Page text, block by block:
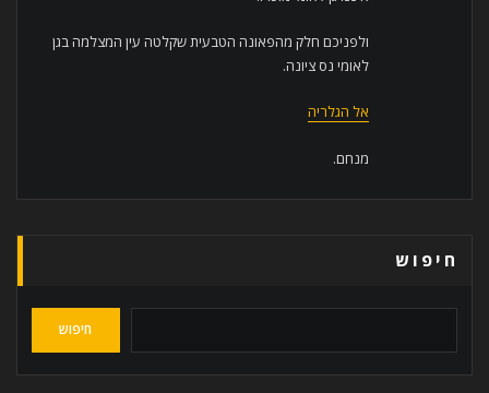
ולפניכם חלק מהפאונה הטבעית שקלטה עין המצלמה בגן
לאומי נס ציונה.
אל הגלריה
מנחם.
חיפוש
חיפוש